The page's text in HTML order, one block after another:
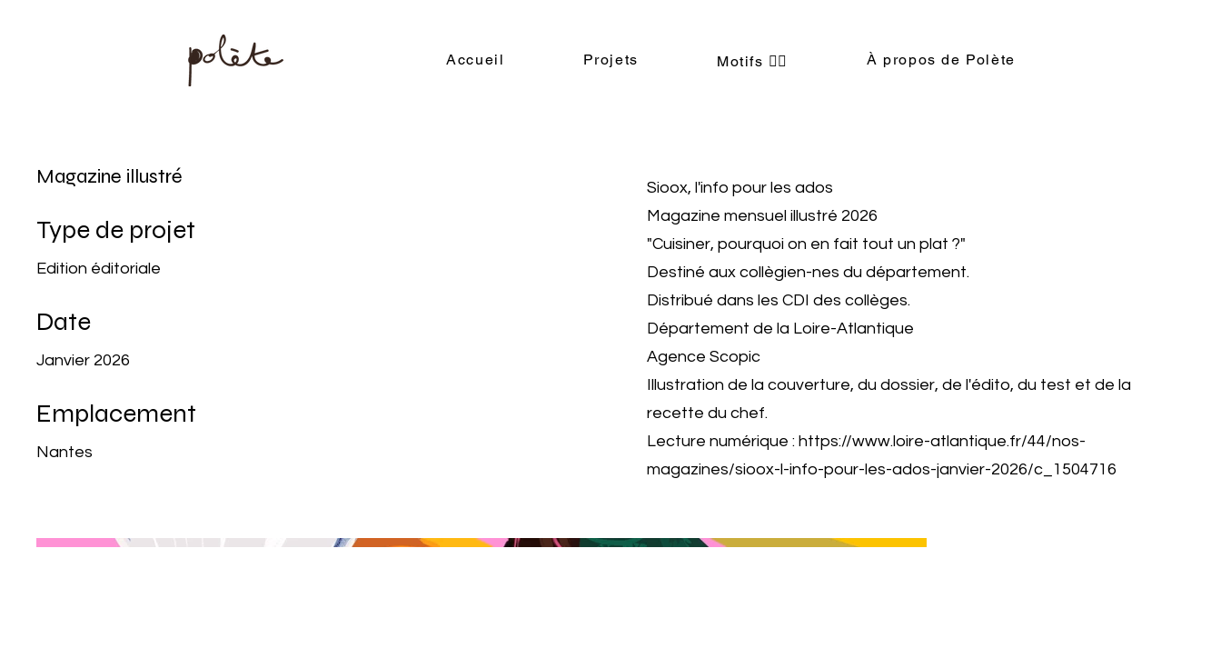
Accueil Projets Motifs ❤️‍🔥 À propos de Polète
Magazine illustré
Type de projet
Edition éditoriale
Date
Janvier 2026
Emplacement
Nantes
Sioox, l'info pour les ados
Magazine mensuel illustré 2026
"Cuisiner, pourquoi on en fait tout un plat ?"
Destiné aux collègien-nes du département.
Distribué dans les CDI des collèges.
Département de la Loire-Atlantique
Agence Scopic
Illustration de la couverture, du dossier, de l'édito, du test et de la
recette du chef.
Lecture numérique : https://www.loire-atlantique.fr/44/nos-
magazines/sioox-l-info-pour-les-ados-janvier-2026/c_1504716